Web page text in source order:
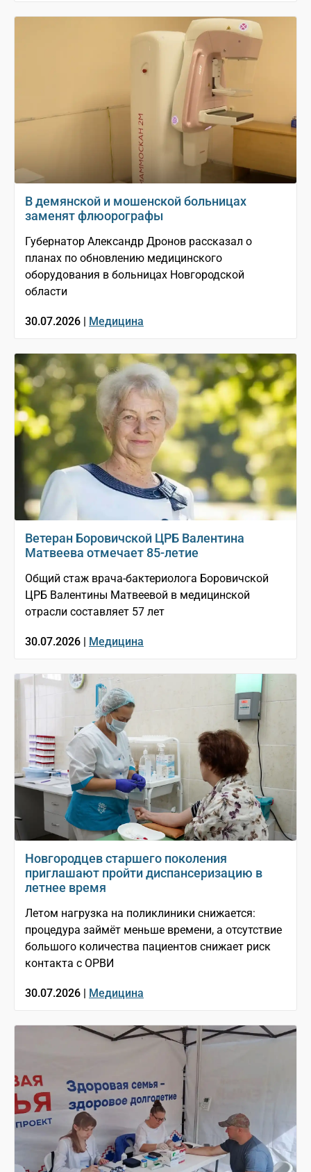
В демянской и мошенской больницах
заменят флюорографы
Губернатор Александр Дронов рассказал о
планах по обновлению медицинского
оборудования в больницах Новгородской
области
30.07.2026 | Медицина
Ветеран Боровичской ЦРБ Валентина
Матвеева отмечает 85-летие
Общий стаж врача-бактериолога Боровичской
ЦРБ Валентины Матвеевой в медицинской
отрасли составляет 57 лет
30.07.2026 | Медицина
Новгородцев старшего поколения
приглашают пройти диспансеризацию в
летнее время
Летом нагрузка на поликлиники снижается:
процедура займёт меньше времени, а отсутствие
большого количества пациентов снижает риск
контакта с ОРВИ
30.07.2026 | Медицина